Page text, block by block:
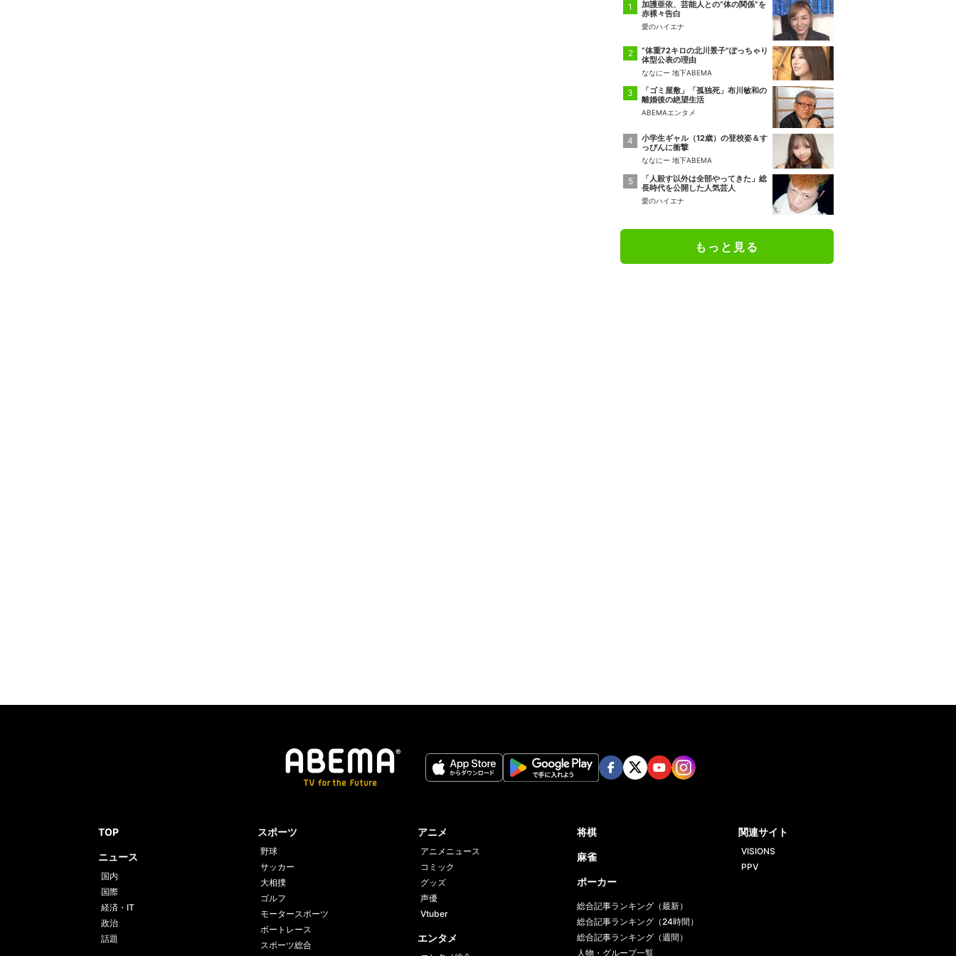
加護亜依、芸能人との“体の関係”を
赤裸々告白
愛のハイエナ
“体重72キロの北川景子”ぽっちゃり
体型公表の理由
ななにー 地下ABEMA
「ゴミ屋敷」「孤独死」布川敏和の
離婚後の絶望生活
ABEMAエンタメ
小学生ギャル（12歳）の登校姿＆す
っぴんに衝撃
ななにー 地下ABEMA
「人殺す以外は全部やってきた」総
長時代を公開した人気芸人
愛のハイエナ
もっと見る
TOP
ニュース
国内
国際
経済・IT
政治
話題
スポーツ
野球
サッカー
大相撲
ゴルフ
モータースポーツ
ボートレース
スポーツ総合
アニメ
アニメニュース
コミック
グッズ
声優
Vtuber
エンタメ
将棋
麻雀
ポーカー
総合記事ランキング（最新）
総合記事ランキング（24時間）
総合記事ランキング（週間）
人物・グループ一覧
関連サイト
VISIONS
PPV